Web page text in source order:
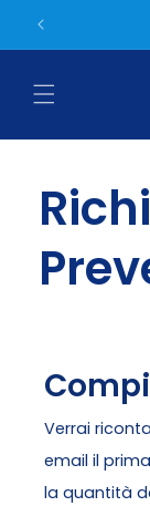
direttamente
ai contenuti
Verrai
email il
la quantità